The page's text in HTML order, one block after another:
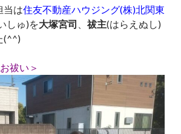
当は住友不動産ハウジング(株)北関東
しゅ)を大塚宮司 祓主(はらえぬし)
(^^)
祓い＞